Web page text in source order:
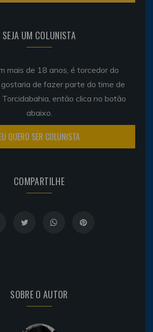
SEJA UM COLUNISTA
mais de 18 anos, é torcedor do
de fazer parte do time de
então clica no botão
abaixo.
QUERO SER COLUNISTA
COMPARTILHE
SOBRE O AUTOR